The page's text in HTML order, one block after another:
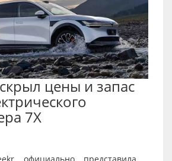
цены и запас
7X